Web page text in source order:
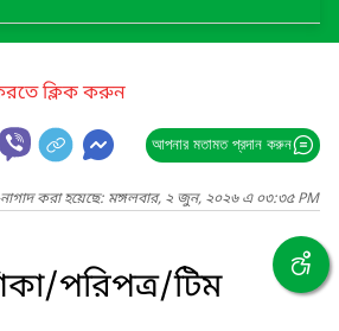
ক্লিক করুন
আপনার মতামত প্রদান করুন
নাগাদ করা হয়েছে: মঙ্গলবার, ২ জুন, ২০২৬ এ ০৩:৩৫ PM
পরিপত্র/টিম